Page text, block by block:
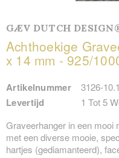
GÆV DUTCH
Achthoekige
x 14 mm - 925/
Artikelnummer 3126-
Levertijd
1 Tot 5
Graveerhanger in een mooi
met een diverse mooie,
hartjes (gediamanteerd),